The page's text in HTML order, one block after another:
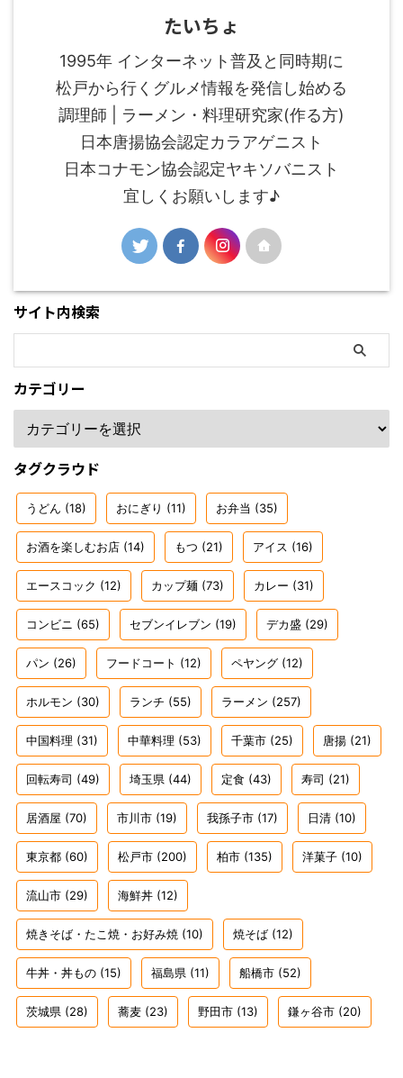
たいちょ
1995年 インターネット普及と同時期に
松戸から行くグルメ情報を発信し始める
調理師 | ラーメン・料理研究家(作る方)
日本唐揚協会認定カラアゲニスト
日本コナモン協会認定ヤキソバニスト
宜しくお願いします♪
サイト内検索
カテゴリー
タグクラウド
うどん (18) おにぎり (11) お弁当 (35)
お酒を楽しむお店 (14) もつ (21) アイス (16)
エースコック (12) カップ麺 (73) カレー (31)
コンビニ (65) セブンイレブン (19) デカ盛 (29)
パン (26) フードコート (12) ペヤング (12)
ホルモン (30) ランチ (55) ラーメン (257)
中国料理 (31) 中華料理 (53) 千葉市 (25) 唐揚 (21)
回転寿司 (49) 埼玉県 (44) 定食 (43) 寿司 (21)
居酒屋 (70) 市川市 (19) 我孫子市 (17) 日清 (10)
東京都 (60) 松戸市 (200) 柏市 (135) 洋菓子 (10)
流山市 (29) 海鮮丼 (12)
焼きそば・たこ焼・お好み焼 (10) 焼そば (12)
牛丼・丼もの (15) 福島県 (11) 船橋市 (52)
茨城県 (28) 蕎麦 (23) 野田市 (13) 鎌ヶ谷市 (20)